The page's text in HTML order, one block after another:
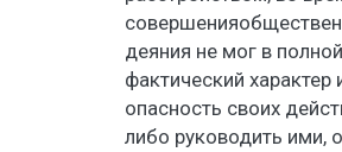
деяния не мог в
фактический
опасность своих
либо руководить ими,